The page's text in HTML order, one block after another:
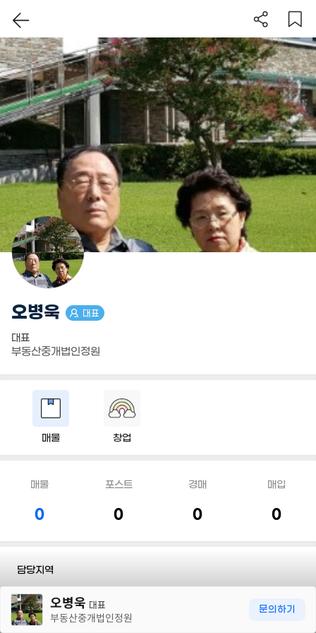
오병욱 대표
대표
부동산중개법인정원
매물 창업
매물
0
포스트
0
경매
0
매입
0
담당지역
전화 오병욱 대표
부동산중개법인정원
문의하기
이 지역 보기